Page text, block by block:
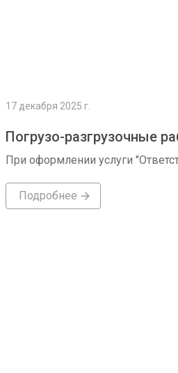
17 декабря 2025 г.
Погрузо-разгрузочные
При оформлении услуги
Подробнее